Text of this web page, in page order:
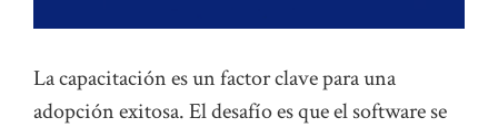
La capacitación es un factor clave para una
adopción exitosa. El desafío es que el software se